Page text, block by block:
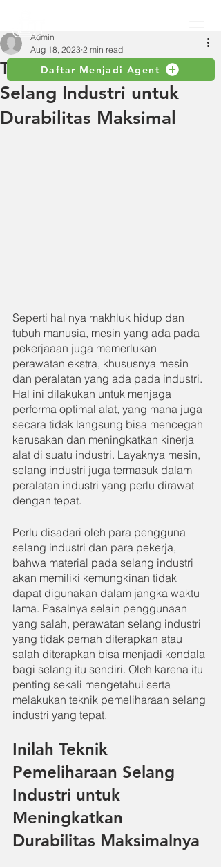
Daftar Menjadi Agent
Teknik Pemeliharaan
Selang Industri untuk
Durabilitas Maksimal
Admin
Aug 18, 2023 2 min read
Seperti hal nya makhluk hidup dan
tubuh manusia, mesin yang ada pada
pekerjaaan juga memerlukan
perawatan ekstra, khususnya mesin
dan peralatan yang ada pada industri.
Hal ini dilakukan untuk menjaga
performa optimal alat, yang mana juga
secara tidak langsung bisa mencegah
kerusakan dan meningkatkan kinerja
alat di suatu industri. Layaknya mesin,
selang industri juga termasuk dalam
peralatan industri yang perlu dirawat
dengan tepat.
Perlu disadari oleh para pengguna
selang industri dan para pekerja,
bahwa material pada selang industri
akan memiliki kemungkinan tidak
dapat digunakan dalam jangka waktu
lama. Pasalnya selain penggunaan
yang salah, perawatan selang industri
yang tidak pernah diterapkan atau
salah diterapkan bisa menjadi kendala
bagi selang itu sendiri. Oleh karena itu
penting sekali mengetahui serta
melakukan teknik pemeliharaan selang
industri yang tepat.
Inilah Teknik
Pemeliharaan Selang
Industri untuk
Meningkatkan
Durabilitas Maksimalnya